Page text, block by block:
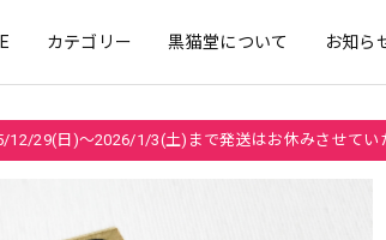
カテゴリー 黒猫堂について お知ら
12/29(日)～2026/1/3(土)まで発送はお休みさせてい